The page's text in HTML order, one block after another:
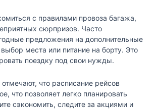
с правилами провоза багажа,
сюрпризов. Часто
предложения на дополнительные
места или питание на борту. Это
поездку под свои нужды.
что расписание рейсов
что позволяет легко планировать
сэкономить, следите за акциями и